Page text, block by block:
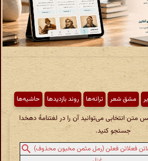
مشق شعر ترانه‌ها روند بازدیدها حاشیه‌ها
متن انتخابی می‌توانید آن را در لغتنامهٔ دهخدا
جستجو کنید.
فعلاتن فعلن (رمل مثمن مخبون محذوف)